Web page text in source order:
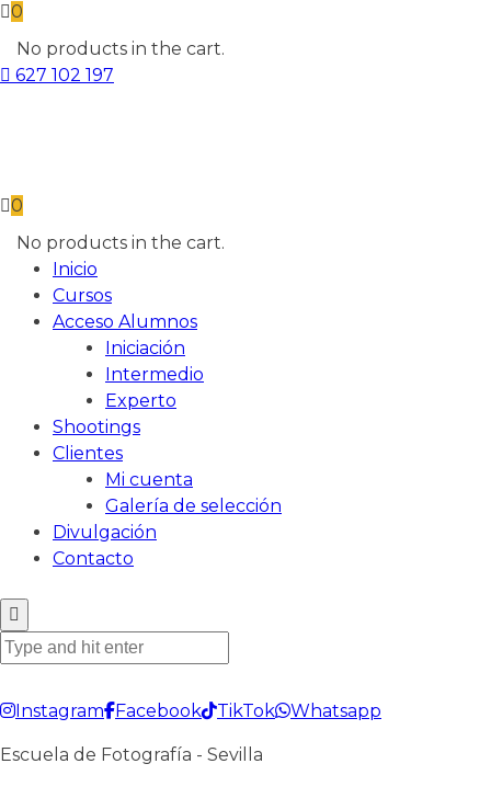
0
No products in the cart.
627 102 197
0
No products in the cart.
Inicio
Cursos
Acceso Alumnos
Iniciación
Intermedio
Experto
Shootings
Clientes
Mi cuenta
Galería de selección
Divulgación
Contacto
Instagram Facebook TikTok Whatsapp
Escuela de Fotografía - Sevilla